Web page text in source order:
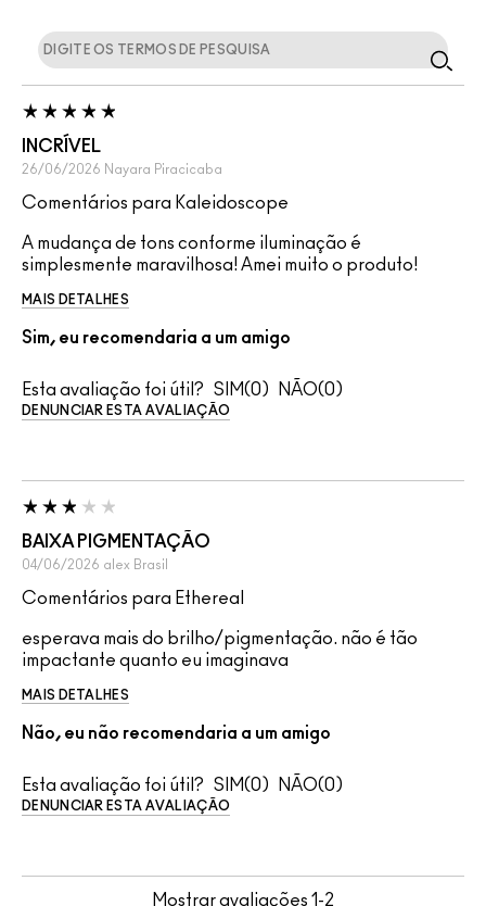
INCRÍVEL
26/06/2026 Nayara Piracicaba
Comentários para Kaleidoscope
A mudança de tons conforme iluminação é
simplesmente maravilhosa! Amei muito o produto!
MAIS DETALHES
Sim, eu recomendaria a um amigo
Esta avaliação foi útil? 0 0
DENUNCIAR ESTA AVALIAÇÃO
BAIXA PIGMENTAÇÃO
04/06/2026 alex Brasil
Comentários para Ethereal
esperava mais do brilho/pigmentação. não é tão
impactante quanto eu imaginava
MAIS DETALHES
Não, eu não recomendaria a um amigo
Esta avaliação foi útil? 0 0
DENUNCIAR ESTA AVALIAÇÃO
Mostrar avaliações 1-2